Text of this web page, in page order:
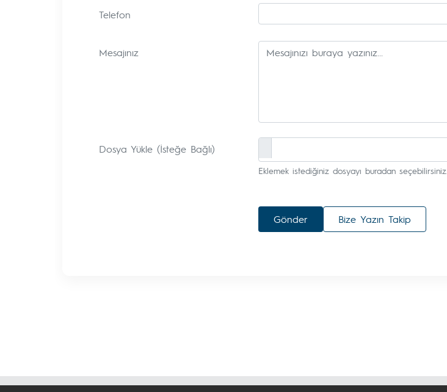
Telefon
Mesajınız
Dosya Yükle (İsteğe Bağlı)
Eklemek istediğiniz dosyayı buradan seçebilirsiniz.
Gönder Bize Yazın Takip